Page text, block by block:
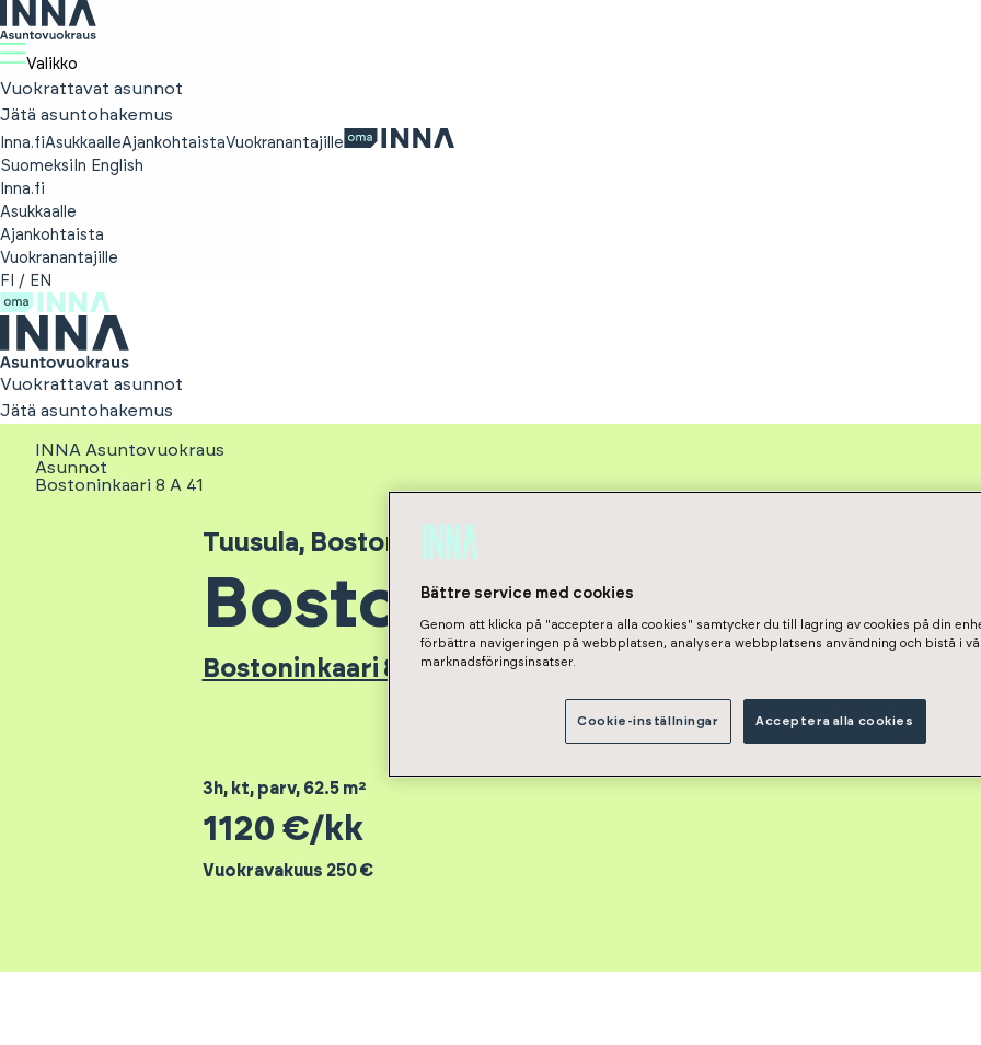
Valikko
Vuokrattavat asunnot
Jätä asuntohakemus
Inna.fiAsukkaalleAjankohtaistaVuokranantajille
Suomeksi In English
Inna.fi
Asukkaalle
Ajankohtaista
Vuokranantajille
FI
/ EN
Vuokrattavat asunnot
Jätä asuntohakemus
INNA Asuntovuokraus
Asunnot
Bostoninkaari 8 A 41
Tuusula, Boston
Bostoninkaari 8 A 41
Bostoninkaari 8 - Asunto Oy Tuusulan Pelargonia
3h, kt, parv, 62.5m²
1120 €/kk
Vuokravakuus 250 €
Bättre service med cookies
Genom att klicka på "acceptera alla cookies" samtycker du till lagring av cookies på din
förbättra navigeringen på webbplatsen, analysera webbplatsens användning och bistå i
marknadsföringsinsatser.
Cookie-inställningar Acceptera alla cookies